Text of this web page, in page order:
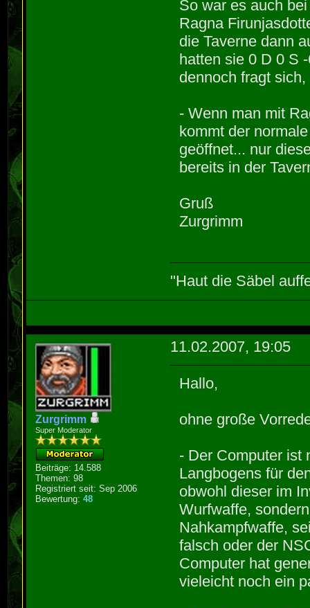
So war es auch
Ragna
die Taverne dann
hatten sie 0 D 0 S
dennoch fragt
- Wenn man mit
kommt der
geöffnet... nur
bereits in der
Gruß
Zurgrimm
"Haut die Säbel
Zurgrimm
Super Moderator
Beiträge: 14.588
Themen: 98
Registriert seit: Sep 2006
Bewertung:48
11.02.2007, 19:05
Hallo,
ohne große
- Der Computer ist
Langbogens für
obwohl dieser im
Wurfwaffe,
Nahkampfwaffe,
falsch oder der
Computer hat
vieleicht noch ein